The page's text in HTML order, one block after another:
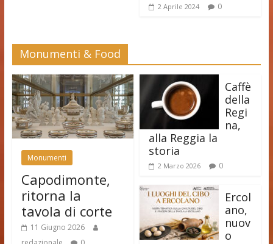
2 Aprile 2024 0
Monumenti & Food
Monumenti
Capodimonte,
ritorna la
tavola di corte
11 Giugno 2026
Caffè
della
Regi
na,
alla Reggia la
storia
2 Marzo 2026 0
Ercol
ano,
nuov
o